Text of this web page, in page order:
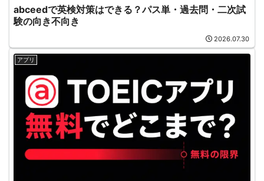
abceedで英検対策はできる？パス単・過去問・二次試
験の向き不向き
2026.07.30
アプリ